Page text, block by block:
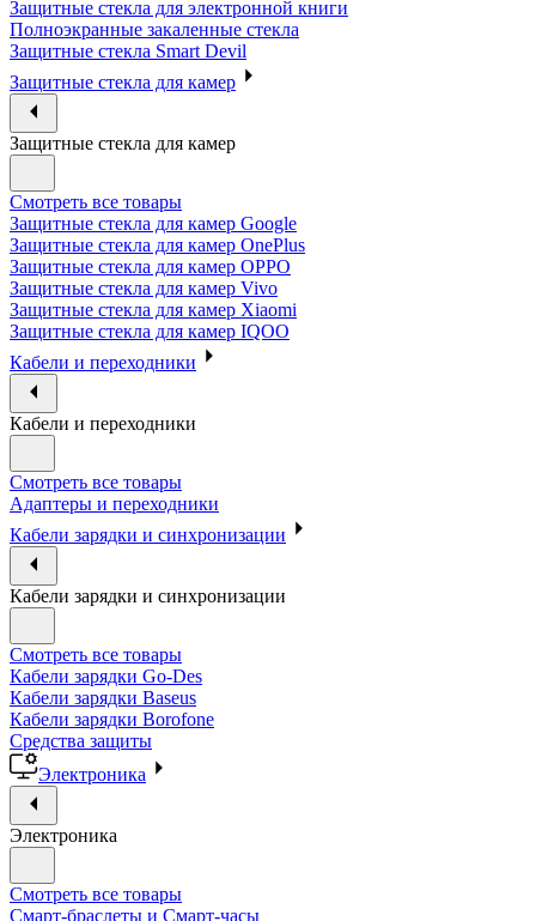
Защитные стекла для электронной книги
Полноэкранные закаленные стекла
Защитные стекла Smart Devil
Защитные стекла для камер
Защитные стекла для камер
Смотреть все товары
Защитные стекла для камер Google
Защитные стекла для камер OnePlus
Защитные стекла для камер OPPO
Защитные стекла для камер Vivo
Защитные стекла для камер Xiaomi
Защитные стекла для камер IQOO
Кабели и переходники
Кабели и переходники
Смотреть все товары
Адаптеры и переходники
Кабели зарядки и синхронизации
Кабели зарядки и синхронизации
Смотреть все товары
Кабели зарядки Go-Des
Кабели зарядки Baseus
Кабели зарядки Borofone
Средства защиты
Электроника
Электроника
Смотреть все товары
Смарт-браслеты и Смарт-часы